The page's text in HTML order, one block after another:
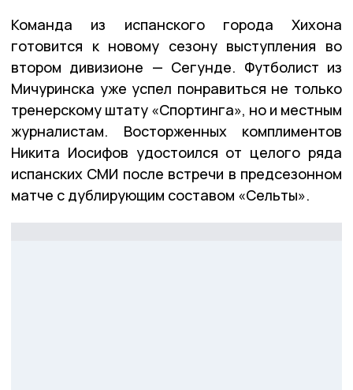
Команда из испанского города Хихона
готовится к новому сезону выступления во
втором дивизионе — Сегунде. Футболист из
Мичуринска уже успел понравиться не только
тренерскому штату «Спортинга», но и местным
журналистам. Восторженных комплиментов
Никита Иосифов удостоился от целого ряда
испанских СМИ после встречи в предсезонном
матче с дублирующим составом «Сельты».